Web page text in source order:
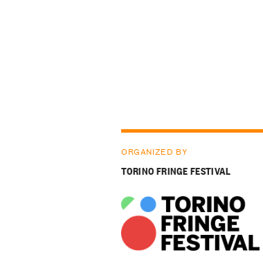
ORGANIZED BY
TORINO FRINGE FESTIVAL